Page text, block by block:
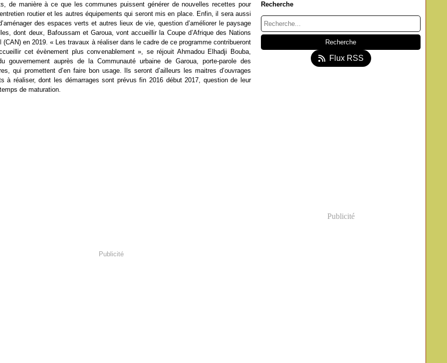
de manière à ce que les communes puissent générer de nouvelles recettes pour
routier et les autres équipements qui seront mis en place. Enfin, il sera aussi
des espaces verts et autres lieux de vie, question d’améliorer le paysage
dont deux, Bafoussam et Garoua, vont accueillir la Coupe d’Afrique des Nations
(CAN) en 2019. « Les travaux à réaliser dans le cadre de ce programme contribueront
cet évènement plus convenablement », se réjouit Ahmadou Elhadji Bouba,
gouvernement auprès de la Communauté urbaine de Garoua, porte-parole des
qui promettent d’en faire bon usage. Ils seront d’ailleurs les maitres d’ouvrages
à réaliser, dont les démarrages sont prévus fin 2016 début 2017, question de leur
de maturation.
Publicité
Recherche
Flux RSS
Publicité